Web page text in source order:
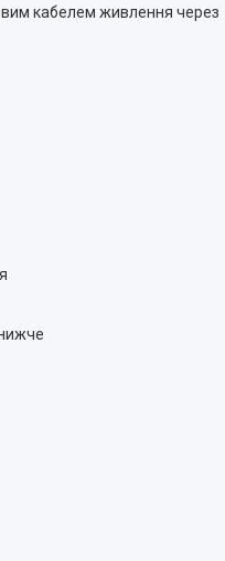
кабелем живлення через